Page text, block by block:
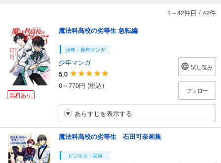
1～42件目 / 42件
無料あり
魔法科高校の劣等生 急転編
少年・青年マンガ
少年マンガ
5.0
0～770円 (税込)
試し読み
フォロー
あらすじを表示する
魔法科高校の劣等生 石田可奈画集
ビジネス・実用